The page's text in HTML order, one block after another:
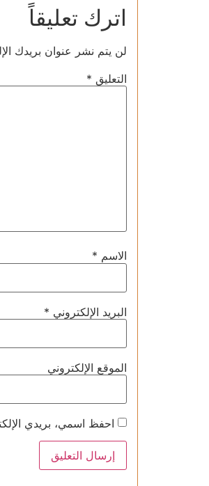
اترك تعليقاً
لن يتم نشر عنوان بريدك
التعليق *
الاسم *
البريد الإلكتروني *
الموقع الإلكتروني
احفظ اسمي، بريدي